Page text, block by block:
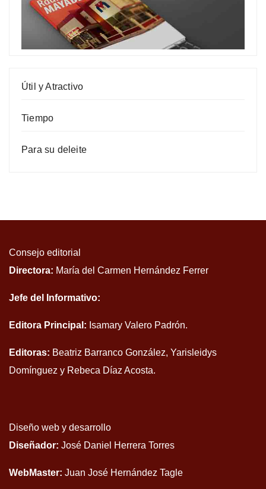
Útil y Atractivo
Tiempo
Para su deleite
Consejo editorial
Directora: María del Carmen Hernández Ferrer
Jefe del Informativo:
Editora Principal: Isamary Valero Padrón.
Editoras: Beatriz Barranco González, Yarisleidys
Domínguez y Rebeca Díaz Acosta.
Diseño web y desarrollo
Diseñador: José Daniel Herrera Torres
WebMaster: Juan José Hernández Tagle